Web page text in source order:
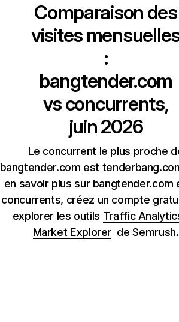
Comparaison des
visites
:
bangtender.com
vs concurrents,
juin 2026
Le concurrent le plus proche
bangtender.com est
en savoir plus sur bangtender.com
concurrents, créez un compte
explorer les outils Traffic
Market Explorer de Semrush.